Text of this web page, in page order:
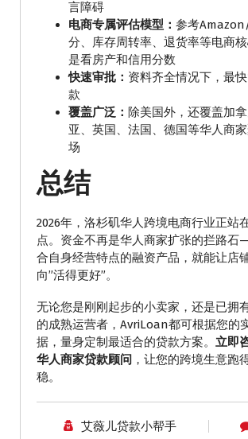
言障碍
电商专属评估模型： 参考
分、库存周转率、退货率等电商
是看房产和信用分数
快速审批： 资料齐全情况下，最
款
覆盖广泛： 除美国外，还覆盖加
亚、英国、法国、德国等华人商
场
总结
2026年，洛杉矶华人跨境电商行业正站
点。资金不再是华人商家扩张的拦路
合自身经营特点的融资产品，就能让店
向”活得更好”。
无论您是刚刚起步的小卖家，还是已拥
的成熟运营者，AvriLoan都可根据您的
据，量身定制最适合的贷款方案。 立即
华人商家贷款顾问 ，让您的跨境生意跑
稳。
艾薇儿贷款小帮手